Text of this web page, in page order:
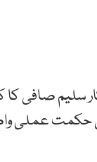
سلیم صافی
عملی واضح